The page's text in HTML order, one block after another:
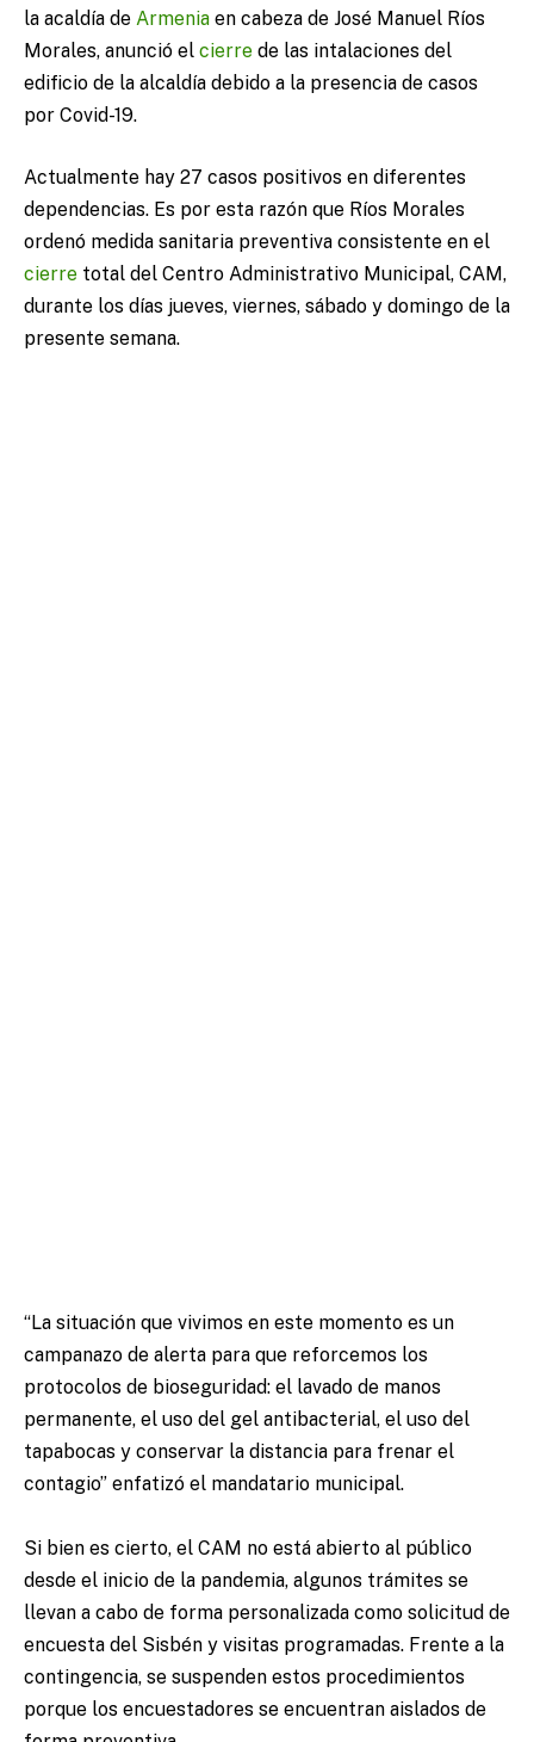
la acaldía de Armenia en cabeza de José Manuel Ríos
Morales, anunció el cierre de las intalaciones del
edificio de la alcaldía debido a la presencia de casos
por Covid-19.
Actualmente hay 27 casos positivos en diferentes
dependencias. Es por esta razón que Ríos Morales
ordenó medida sanitaria preventiva consistente en el
cierre total del Centro Administrativo Municipal, CAM,
durante los días jueves, viernes, sábado y domingo de la
presente semana.
“La situación que vivimos en este momento es un
campanazo de alerta para que reforcemos los
protocolos de bioseguridad: el lavado de manos
permanente, el uso del gel antibacterial, el uso del
tapabocas y conservar la distancia para frenar el
contagio” enfatizó el mandatario municipal.
Si bien es cierto, el CAM no está abierto al público
desde el inicio de la pandemia, algunos trámites se
llevan a cabo de forma personalizada como solicitud de
encuesta del Sisbén y visitas programadas. Frente a la
contingencia, se suspenden estos procedimientos
porque los encuestadores se encuentran aislados de